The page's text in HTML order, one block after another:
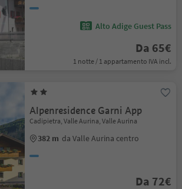
Alto Adige Guest Pass
Da 65€
1 notte / 1 appartamento IVA incl.
Alpenresidence Garni App
Cadipietra, Valle Aurina, Valle Aurina
382 m da Valle Aurina centro
Da 72€